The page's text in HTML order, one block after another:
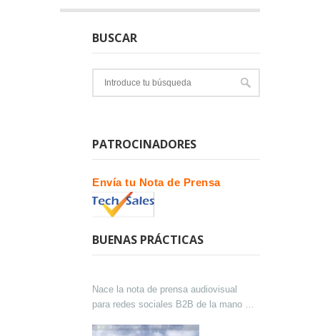
BUSCAR
PATROCINADORES
Envía tu Nota de Prensa
BUENAS PRÁCTICAS
Nace la nota de prensa audiovisual
para redes sociales B2B de la mano de